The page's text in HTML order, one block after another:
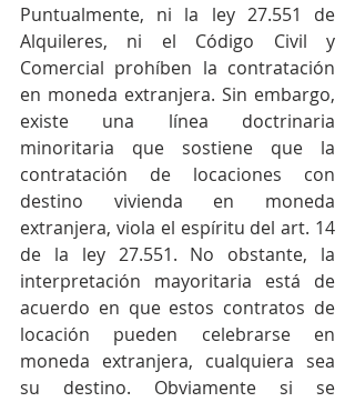
Puntualmente, ni la ley 27.551 de
Alquileres, ni el Código Civil y
Comercial prohíben la contratación
en moneda extranjera. Sin embargo,
existe una línea doctrinaria
minoritaria que sostiene que la
contratación de locaciones con
destino vivienda en moneda
extranjera, viola el espíritu del art. 14
de la ley 27.551. No obstante, la
interpretación mayoritaria está de
acuerdo en que estos contratos de
locación pueden celebrarse en
moneda extranjera, cualquiera sea
su destino. Obviamente si se